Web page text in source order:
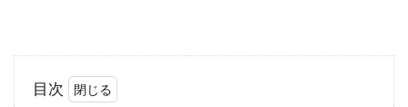
考に素敵な玄関を作ろう
目次